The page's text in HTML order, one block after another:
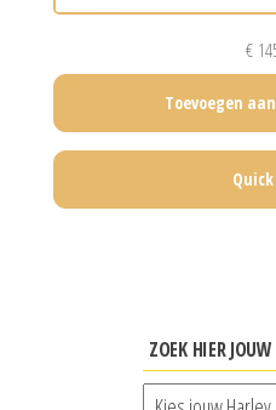
€
Toevoegen
ZOEK HIER